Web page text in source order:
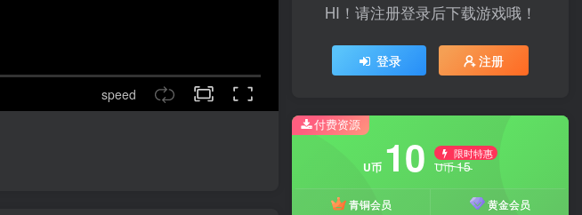
speed
HI！请注册登录后下载游戏哦！
登录 注册
付费资源
U币 10 限时特惠
U币15
青铜会员 黄金会员